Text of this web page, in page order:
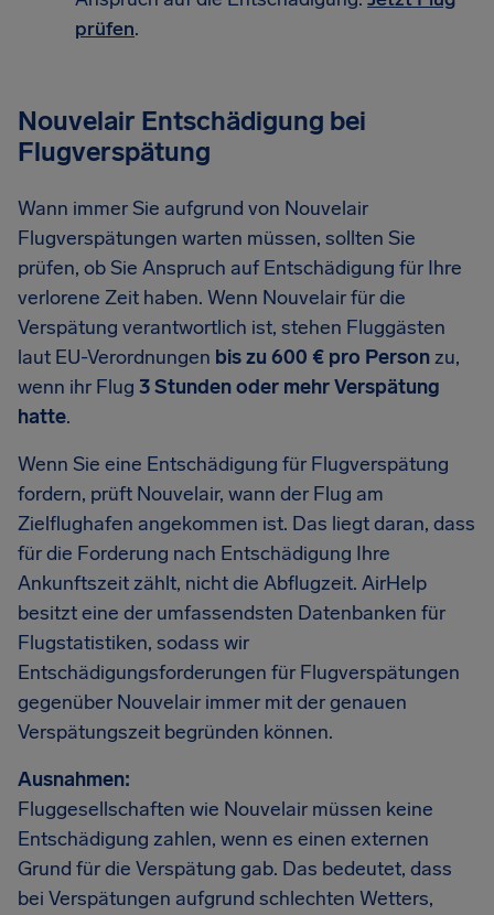
prüfen.
Nouvelair Entschädigung bei
Flugverspätung
Wann immer Sie aufgrund von Nouvelair
Flugverspätungen warten müssen, sollten Sie
prüfen, ob Sie Anspruch auf Entschädigung für Ihre
verlorene Zeit haben. Wenn Nouvelair für die
Verspätung verantwortlich ist, stehen Fluggästen
laut EU-Verordnungen bis zu 600 € pro Personzu,
wenn ihr Flug 3 Stunden oder mehr Verspätung
hatte.
Wenn Sie eine Entschädigung für Flugverspätung
fordern, prüft Nouvelair, wann der Flug am
Zielflughafen angekommen ist. Das liegt daran, dass
für die Forderung nach Entschädigung Ihre
Ankunftszeit zählt, nicht die Abflugzeit. AirHelp
besitzt eine der umfassendsten Datenbanken für
Flugstatistiken, sodass wir
Entschädigungsforderungen für Flugverspätungen
gegenüber Nouvelair immer mit der genauen
Verspätungszeit begründen können.
Ausnahmen:
Fluggesellschaften wie Nouvelair müssen keine
Entschädigung zahlen, wenn es einen externen
Grund für die Verspätung gab. Das bedeutet, dass
bei Verspätungen aufgrund schlechten Wetters,